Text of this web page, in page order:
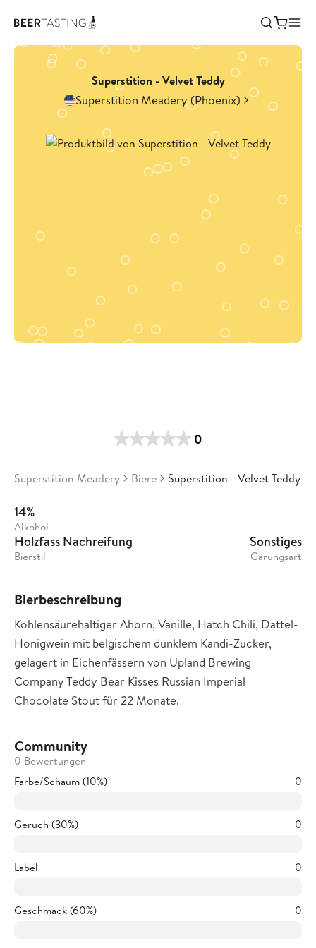
Superstition - Velvet Teddy
Superstition Meadery (Phoenix)
0
Superstition Meadery Biere Superstition - Velvet Teddy
14%
Alkohol
Holzfass Nachreifung
Bierstil
Sonstiges
Gärungsart
Bierbeschreibung
Kohlensäurehaltiger Ahorn, Vanille, Hatch Chili, Dattel-
Honigwein mit belgischem dunklem Kandi-Zucker,
gelagert in Eichenfässern von Upland Brewing
Company Teddy Bear Kisses Russian Imperial
Chocolate Stout für 22 Monate.
Community
0 Bewertungen
Farbe/Schaum (10%)
0
Geruch (30%) 0
Label 0
Geschmack (60%) 0